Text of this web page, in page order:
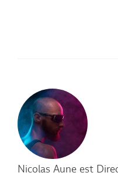
Nicolas Aune est